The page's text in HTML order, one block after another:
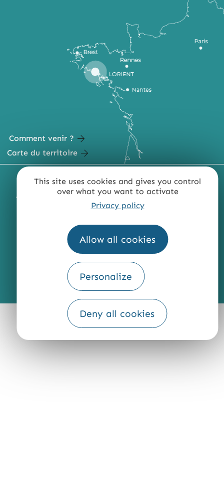
This site uses cookies and gives you control
over what you want to activate
Privacy policy
Allow all cookies
Personalize
Deny all cookies
Comment venir ?
Carte du territoire
MENTIONS LÉGALES PLAN DU SITE
ACCESSIBILITÉ : NON CONFORME PRESSE
Fourni par
Traduction